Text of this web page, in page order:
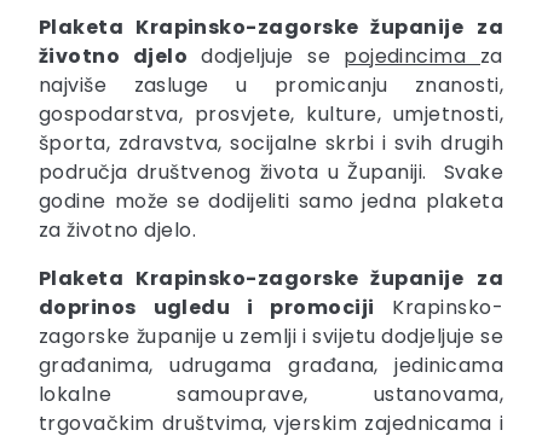
Plaketa Krapinsko-zagorske županije za
životno djelododjeljuje se pojedincima za
najviše zasluge u promicanju znanosti,
gospodarstva, prosvjete, kulture, umjetnosti,
športa, zdravstva, socijalne skrbi i svih drugih
područja društvenog života u Županiji. Svake
godine može se dodijeliti samo jedna plaketa
za životno djelo.
Plaketa Krapinsko-zagorske županije za
doprinos ugledu i promociji Krapinsko-
zagorske županije u zemlji i svijetu dodjeljuje se
građanima, udrugama građana, jedinicama
lokalne samouprave, ustanovama,
trgovačkim društvima, vjerskim zajednicama i